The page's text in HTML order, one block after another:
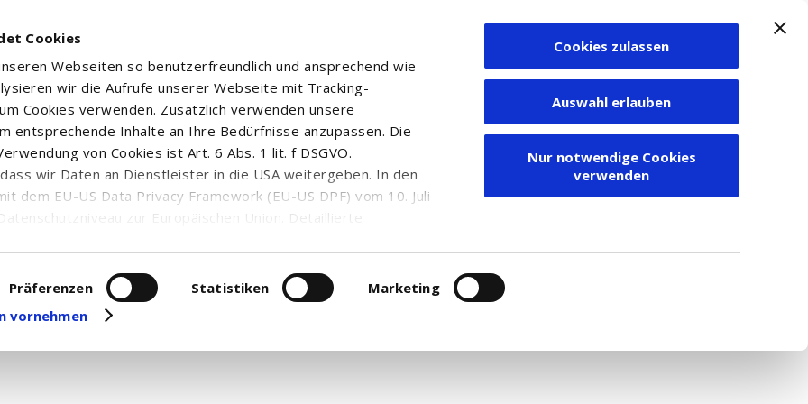
Cookies
Webseiten so benutzerfreundlich und ansprechend wie
wir die Aufrufe unserer Webseite mit Tracking-
Cookies verwenden. Zusätzlich verwenden unsere
entsprechende Inhalte an Ihre Bedürfnisse anzupassen. Die
von Cookies ist Art. 6 Abs. 1 lit. f DSGVO.
wir Daten an Dienstleister in die USA weitergeben. In den
dem EU-US Data Privacy Framework (EU-US DPF) vom 10. Juli
zur Europäischen Union. Detaillierte
unserer Seite zumDatenschutz. Dort können Sie Ihre
widerrufen oder anpassen.
Präferenzen Statistiken
Marketing
vornehmen
Cookies zulassen
Auswahl erlauben
Nur notwendige Cookies
verwenden
Zum Depot